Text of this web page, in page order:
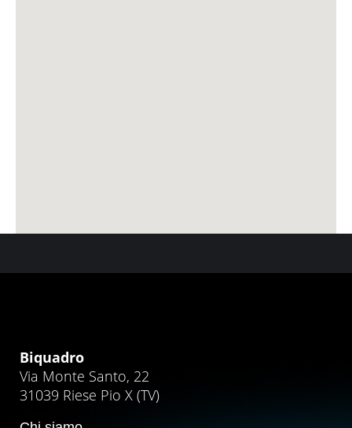
Biquadro
Via Monte Santo, 22
31039 Riese Pio X (TV)